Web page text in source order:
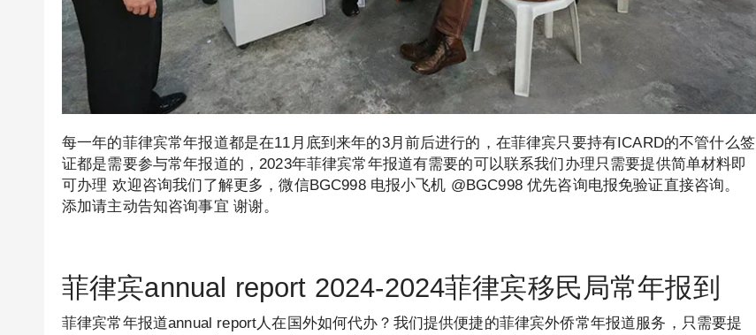
每一年的菲律宾常年报道都是在11月底到来年的3月前后进行的，在菲律宾只要持有ICARD的不管什么签
证都是需要参与常年报道的，2023年菲律宾常年报道有需要的可以联系我们办理只需要提供简单材料即
可办理 欢迎咨询我们了解更多，微信BGC998 电报小飞机 @BGC998 优先咨询电报免验证直接咨询。
添加请主动告知咨询事宜 谢谢。
菲律宾annual report 2024-2024菲律宾移民局常年报到
菲律宾常年报道annual report人在国外如何代办？我们提供便捷的菲律宾外侨常年报道服务，只需要提